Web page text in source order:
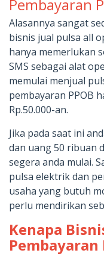
Pembayaran
Alasannya sangat
bisnis jual pulsa all
hanya memerlukan
SMS sebagai alat
memulai menjual
pembayaran PPOB
Rp.50.000-an.
Jika pada saat ini
dan uang 50 ribuan
segera anda mulai.
pulsa elektrik dan
usaha yang butuh
perlu mendirikan
Kenapa
Pembayaran